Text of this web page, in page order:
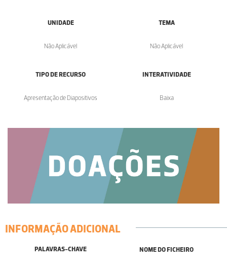
UNIDADE
Não Aplicável
TEMA
Não Aplicável
TIPO DE RECURSO
Apresentação de Diapositivos
INTERATIVIDADE
Baixa
INFORMAÇÃO ADICIONAL
PALAVRAS-CHAVE NOME DO FICHEIRO